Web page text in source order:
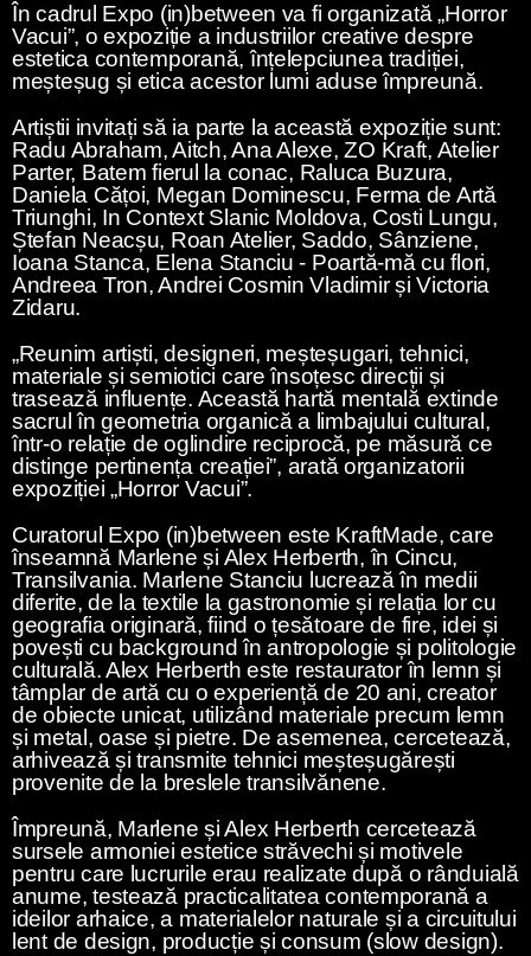
În cadrul Expo (in)between va fi organizată „Horror
Vacui”, o expoziție a industriilor creative despre
estetica contemporană, înțelepciunea tradiției,
meșteșug și etica acestor lumi aduse împreună.
Artiștii invitați să ia parte la această expoziție sunt:
Radu Abraham, Aitch, Ana Alexe, ZO Kraft, Atelier
Parter, Batem fierul la conac, Raluca Buzura,
Daniela Cățoi, Megan Dominescu, Ferma de Artă
Triunghi, In Context Slanic Moldova, Costi Lungu,
Ștefan Neacșu, Roan Atelier, Saddo, Sânziene,
Ioana Stanca, Elena Stanciu - Poartă-mă cu flori,
Andreea Tron, Andrei Cosmin Vladimir și Victoria
Zidaru.
„Reunim artiști, designeri, meșteșugari, tehnici,
materiale și semiotici care însoțesc direcții și
trasează influențe. Această hartă mentală extinde
sacrul în geometria organică a limbajului cultural,
într-o relație de oglindire reciprocă, pe măsură ce
distinge pertinența creației”, arată organizatorii
expoziției „Horror Vacui”.
Curatorul Expo (in)between este KraftMade, care
înseamnă Marlene și Alex Herberth, în Cincu,
Transilvania. Marlene Stanciu lucrează în medii
diferite, de la textile la gastronomie și relația lor cu
geografia originară, fiind o țesătoare de fire, idei și
povești cu background în antropologie și politologie
culturală. Alex Herberth este restaurator în lemn și
tâmplar de artă cu o experiență de 20 ani, creator
de obiecte unicat, utilizând materiale precum lemn
și metal, oase și pietre. De asemenea, cercetează,
arhivează și transmite tehnici meșteșugărești
provenite de la breslele transilvănene.
Împreună, Marlene și Alex Herberth cercetează
sursele armoniei estetice străvechi și motivele
pentru care lucrurile erau realizate după o rânduială
anume, testează practicalitatea contemporană a
ideilor arhaice, a materialelor naturale și a circuitului
lent de design, producție și consum (slow design).